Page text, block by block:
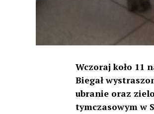
Wczoraj koło 11
Biegał
ubranie oraz
tymczasowym w